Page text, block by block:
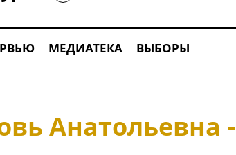
МЕДИАТЕКА ВЫБОРЫ
Анатольевна -